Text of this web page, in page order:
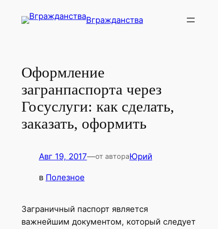
Вгражданства
Оформление
загранпаспорта через
Госуслуги: как сделать,
заказать, оформить
Авг 19, 2017—от автораЮрий
в Полезное
Заграничный паспорт является
важнейшим документом, который следует